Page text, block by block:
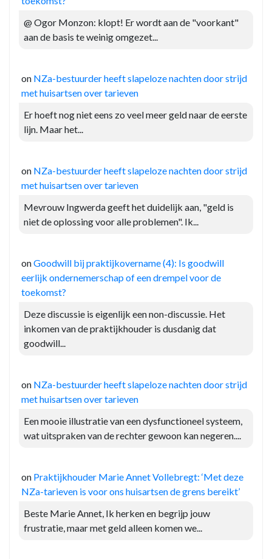
@ Ogor Monzon: klopt! Er wordt aan de "voorkant"
aan de basis te weinig omgezet...
on NZa-bestuurder heeft slapeloze nachten door strijd
met huisartsen over tarieven
Er hoeft nog niet eens zo veel meer geld naar de eerste
lijn. Maar het...
on NZa-bestuurder heeft slapeloze nachten door strijd
met huisartsen over tarieven
Mevrouw Ingwerda geeft het duidelijk aan, "geld is
niet de oplossing voor alle problemen". Ik...
onGoodwill bij praktijkovername (4): Is goodwill
eerlijk ondernemerschap of een drempel voor de
toekomst?
Deze discussie is eigenlijk een non-discussie. Het
inkomen van de praktijkhouder is dusdanig dat
goodwill...
on NZa-bestuurder heeft slapeloze nachten door strijd
met huisartsen over tarieven
Een mooie illustratie van een dysfunctioneel systeem,
wat uitspraken van de rechter gewoon kan negeren....
on Praktijkhouder Marie Annet Vollebregt: ‘Met deze
NZa-tarieven is voor ons huisartsen de grens bereikt’
Beste Marie Annet, Ik herken en begrijp jouw
frustratie, maar met geld alleen komen we...